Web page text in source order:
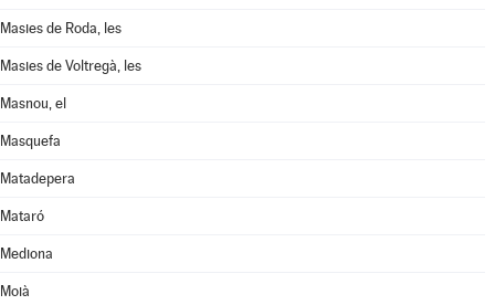
Masies de Roda, les
Masies de Voltregà, les
Masnou, el
Masquefa
Matadepera
Mataró
Mediona
Moià